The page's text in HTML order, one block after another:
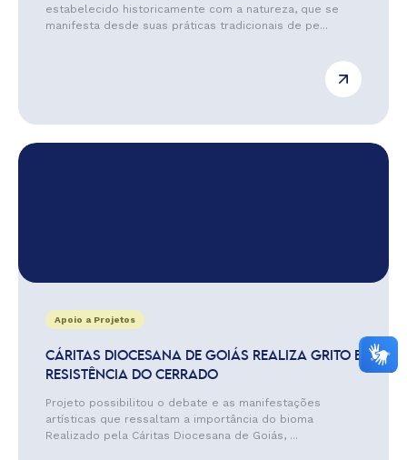
estabelecido historicamente com a natureza, que se
manifesta desde suas práticas tradicionais de pe...
Apoio a Projetos
CÁRITAS DIOCESANA DE GOIÁS REALIZA GRITO E
RESISTÊNCIA DO CERRADO
Projeto possibilitou o debate e as manifestações
artísticas que ressaltam a importância do bioma
Realizado pela Cáritas Diocesana de Goiás, ...